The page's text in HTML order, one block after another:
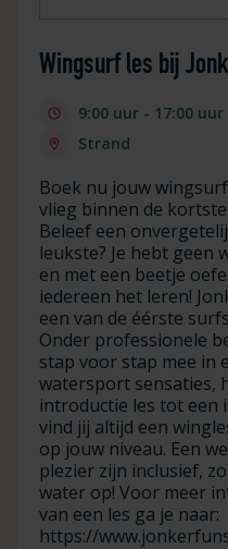
Wingsurf les bij
9:00 uur - 17:00 uur
Strand
Boek nu jouw
vlieg binnen de
Beleef een
leukste? Je hebt
en met een beetje
iedereen het leren!
een van de éérste
Onder professionele
stap voor stap mee in
watersport sensaties,
introductie les tot een
vind jij altijd een
op jouw niveau. Een
plezier zijn inclusief,
water op! Voor meer
van een les ga je naar:
https://